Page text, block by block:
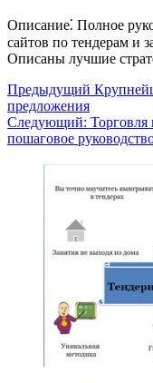
Описание⁚ Полное
сайтов по тендерам и
Описаны лучшие
Навигация
записи
Предыдущий
предложения
Следующий:
пошаговое